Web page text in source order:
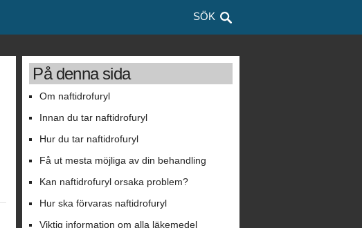
SÖK
På denna sida
Om naftidrofuryl
Innan du tar naftidrofuryl
Hur du tar naftidrofuryl
Få ut mesta möjliga av din behandling
Kan naftidrofuryl orsaka problem?
Hur ska förvaras naftidrofuryl
Viktig information om alla läkemedel